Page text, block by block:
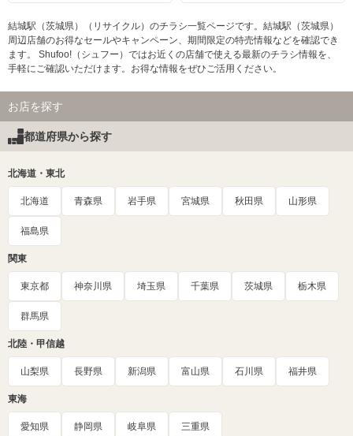
結城駅（茨城県）（リサイクル）のチラシ一覧ページです。結城駅（茨城県）
周辺店舗のお得なセールやキャンペーン、期間限定の特売情報などを確認でき
ます。 Shufoo!（シュフー）ではお近くの店舗で使える最新のチラシ情報を、
手軽にご確認いただけます。お得な情報をぜひご活用ください。
お店を探す
都道府県から探す
北海道・東北
北海道 青森県 岩手県 宮城県 秋田県 山形県
福島県
関東
東京都 神奈川県 埼玉県 千葉県 茨城県 栃木県
群馬県
北陸・甲信越
山梨県 長野県 新潟県 富山県 石川県 福井県
東海
愛知県 静岡県 岐阜県 三重県